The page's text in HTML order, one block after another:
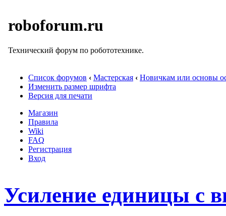
roboforum.ru
Технический форум по робототехнике.
Список форумов ‹ Мастерская ‹ Новичкам или основы
Изменить размер шрифта
Версия для печати
Магазин
Правила
Wiki
FAQ
Регистрация
Вход
Усиление единицы с